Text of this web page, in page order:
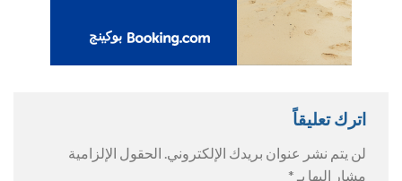
اترك تعليقاً
لن يتم نشر عنوان بريدك الإلكتروني. الحقول الإلزامية
مشار إليها بـ *